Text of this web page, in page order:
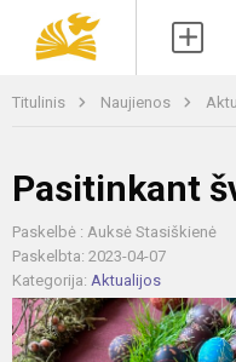
Titulinis Naujienos
Pasitinkant
Paskelbė : Auksė Stasiškienė
Paskelbta: 2023-04-07
Kategorija: Aktualijos